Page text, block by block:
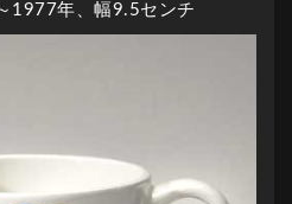
1977年、幅9.5センチ